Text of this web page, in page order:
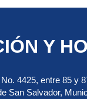
Y
4425, entre 85 y
San Salvador,